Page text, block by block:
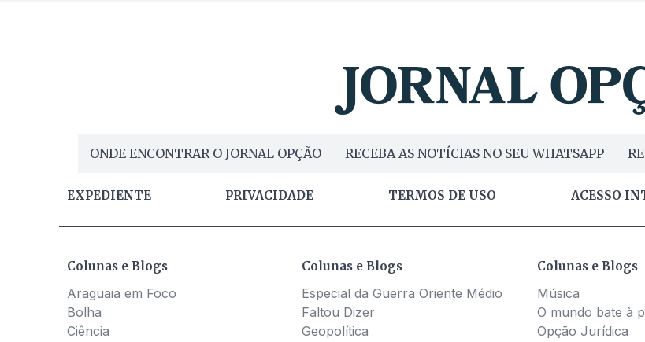
ONDE ENCONTRAR O JORNAL OPÇÃO RECEBA AS NOTÍCIAS NO SEU WHATSAPP
EXPEDIENTE PRIVACIDADE TERMOS DE USO ACESSO
Colunas e Blogs
Araguaia em Foco
Bolha
Ciência
Colunas e Blogs
Especial da Guerra Oriente Médio
Faltou Dizer
Geopolítica
Colunas e Blogs
Música
O mundo bate à
Opção Jurídica